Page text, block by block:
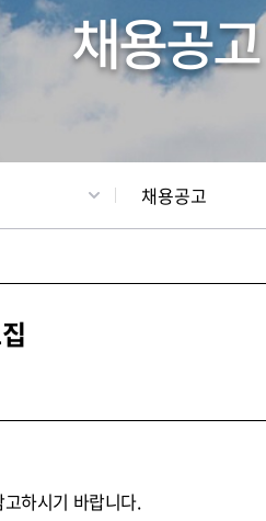
채용공고
채용공고
하시기 바랍니다.